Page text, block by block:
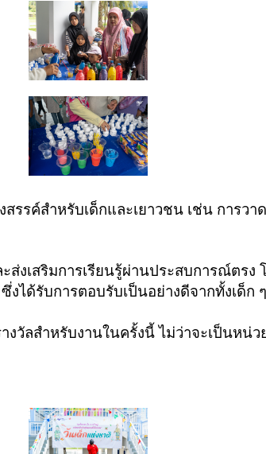
รรค์สำหรับเด็กและเยาวชน เช่น การ
งเสริมการเรียนรู้ผ่านประสบการณ์ตรง
งได้รับการตอบรับเป็นอย่างดีจากทั้งเด็ก
สำหรับงานในครั้งนี้ ไม่ว่าจะเป็นหน่ว